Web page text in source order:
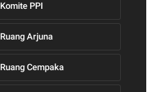
Komite PPI
Ruang Arjuna
Ruang Cempaka